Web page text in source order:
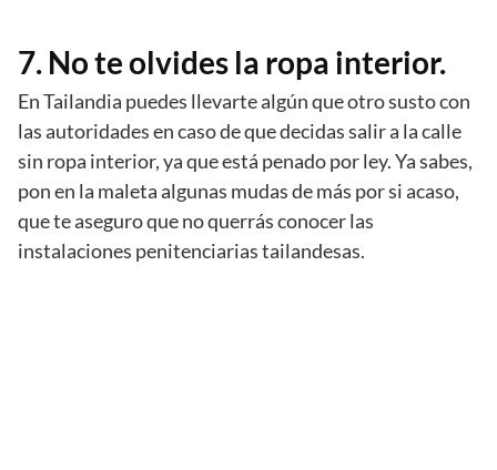
7. No te olvides la ropa interior.
En Tailandia puedes llevarte algún que otro susto con
las autoridades en caso de que decidas salir a la calle
sin ropa interior, ya que está penado por ley. Ya sabes,
pon en la maleta algunas mudas de más por si acaso,
que te aseguro que no querrás conocer las
instalaciones penitenciarias tailandesas.